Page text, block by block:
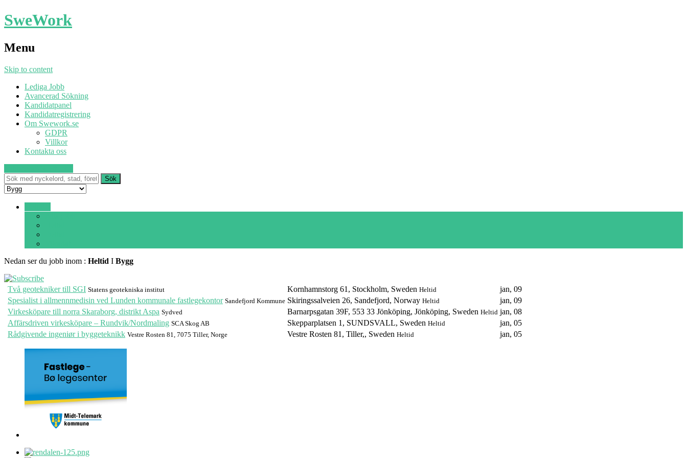
SweWork
Menu
Skip to content
Lediga Jobb
Avancerad Sökning
Kandidatpanel
Kandidatregistrering
Om Swework.se
GDPR
Villkor
Kontakta oss
Nedan ser du jobb inom : Heltid I Bygg
Två geotekniker till SGI Statens geotekniska institut Kornhamnstorg 61, Stockholm, Sweden Heltid
jan, 09
Spesialist i allmennmedisin ved Lunden kommunale fastlegekontor Sandefjord Kommune Skiringssalveien 26, Sandefjord, Norway Heltid
jan, 09
Virkesköpare till norra Skaraborg, distrikt Aspa Sydved Barnarpsgatan 39F, 553 33 Jönköping, Jönköping, Sweden Heltid jan, 08
Affärsdriven virkesköpare – Rundvik/Nordmaling SCA Skog AB Skepparplatsen 1, SUNDSVALL, Sweden Heltid
jan, 05
Rådgivende ingeniør i byggeteknikk Vestre Rosten 81, 7075 Tiller, Norge Vestre Rosten 81, Tiller,, Sweden Heltid jan, 05